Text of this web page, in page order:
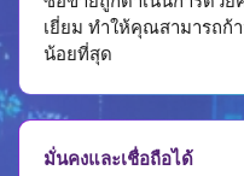
เยี่ยม ทำให้คุณสามารถก้
น้อยที่สุด
มั่นคงและเชื่อถือได้